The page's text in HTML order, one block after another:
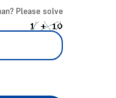
Please solve: